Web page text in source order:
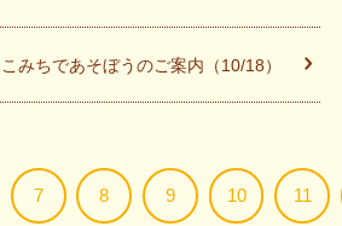
こみちであそぼうのご案内（10/18）
7 8 9 10 11